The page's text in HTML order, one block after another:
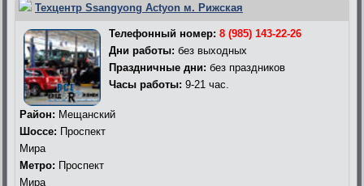
Техцентр Ssangyong Actyon м. Рижская
Телефонный номер: 8 (985) 143-22-26
Дни работы: без выходных
Праздничные дни: без праздников
Часы работы: 9-21 час.
Район: Мещанский
Шоссе: Проспект
Мира
Метро: Проспект
Мира